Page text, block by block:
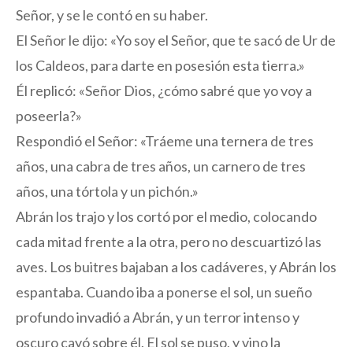
Señor, y se le contó en su haber.
El Señor le dijo: «Yo soy el Señor, que te sacó de Ur de
los Caldeos, para darte en posesión esta tierra.»
Él replicó: «Señor Dios, ¿cómo sabré que yo voy a
poseerla?»
Respondió el Señor: «Tráeme una ternera de tres
años, una cabra de tres años, un carnero de tres
años, una tórtola y un pichón.»
Abrán los trajo y los cortó por el medio, colocando
cada mitad frente a la otra, pero no descuartizó las
aves. Los buitres bajaban a los cadáveres, y Abrán los
espantaba. Cuando iba a ponerse el sol, un sueño
profundo invadió a Abrán, y un terror intenso y
oscuro cayó sobre él. El sol se puso, y vino la